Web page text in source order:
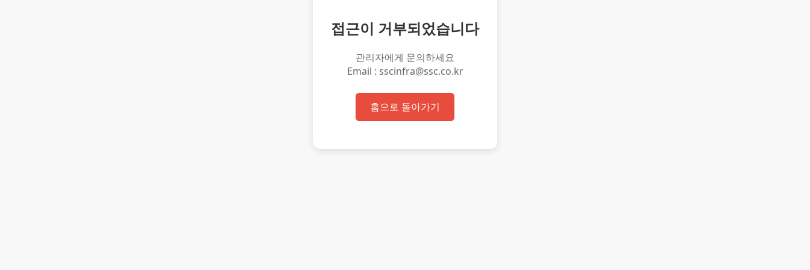
접근이 거부되었습니다
관리자에게 문의하세요
Email : sscinfra@ssc.co.kr
홈으로 돌아가기